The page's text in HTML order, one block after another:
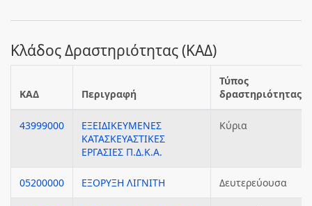
Κλάδος Δραστηριότητας (ΚΑΔ)
ΚΑΔ Περιγραφή
Τύπος
δραστηριότητας
43999000
ΕΞΕΙΔΙΚΕΥΜΕΝΕΣ
ΚΑΤΑΣΚΕΥΑΣΤΙΚΕΣ
ΕΡΓΑΣΙΕΣ Π.Δ.Κ.Α.
Κύρια
05200000 ΕΞΟΡΥΞΗ ΛΙΓΝΙΤΗ Δευτερεύουσα